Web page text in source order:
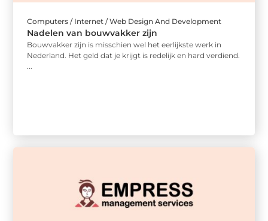
Computers / Internet / Web Design And Development
Nadelen van bouwvakker zijn
Bouwvakker zijn is misschien wel het eerlijkste werk in
Nederland. Het geld dat je krijgt is redelijk en hard verdiend.